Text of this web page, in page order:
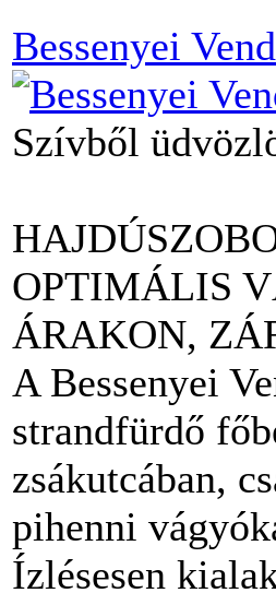
Bessenyei
Szívből
OPTIMÁLIS
ÁRAKON,
A Bessenyei
strandfürdő
zsákutcában,
pihenni
Ízlésesen